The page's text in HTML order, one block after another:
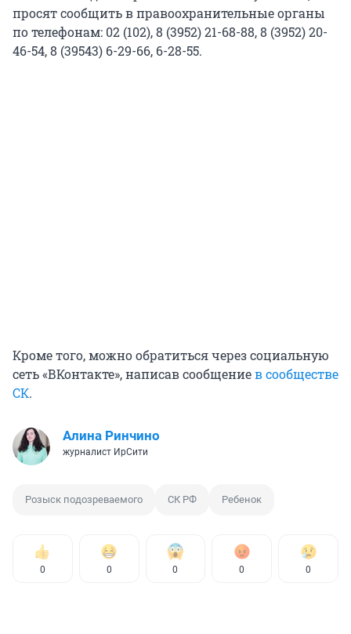
просят сообщить в правоохранительные органы
по телефонам: 02 (102), 8 (3952) 21-68-88, 8 (3952) 20-
46-54, 8 (39543) 6-29-66, 6-28-55.
Кроме того, можно обратиться через социальную
сеть «ВКонтакте», написав сообщениев сообществе
СК.
Алина Ринчино
журналист ИрСити
Розыск подозреваемого СК РФ Ребенок
0 0 0 0 0